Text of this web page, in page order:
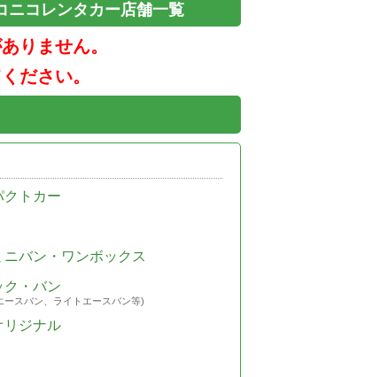
ニコレンタカー店舗一覧
りません。
ださい。
クトカー
ニバン・ワンボックス
ク・バン
ースバン、ライトエースバン等)
リジナル